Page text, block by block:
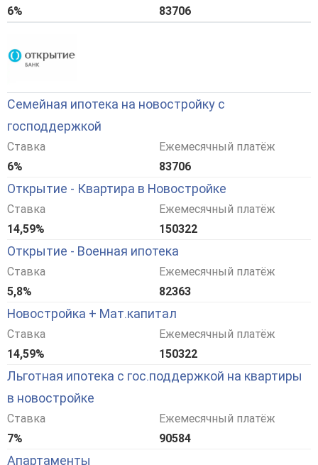
6%
83706
Семейная ипотека на новостройку с
господдержкой
Ставка
6%
Ежемесячный платёж
83706
Открытие - Квартира в Новостройке
Ставка
14,59%
Ежемесячный платёж
150322
Открытие - Военная ипотека
Ставка
5,8%
Ежемесячный платёж
82363
Новостройка + Мат.капитал
Ставка
14,59%
Ежемесячный платёж
150322
Льготная ипотека с гос.поддержкой на квартиры
в новостройке
Ставка
7%
Ежемесячный платёж
90584
Апартаменты